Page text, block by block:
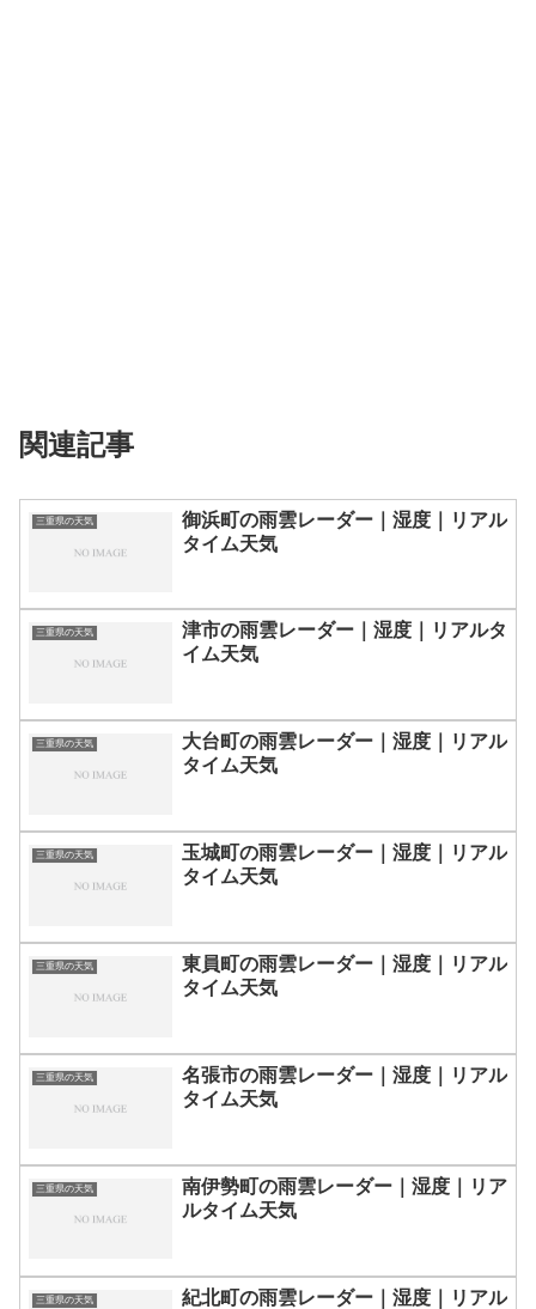
関連記事
三重県の天気
御浜町の雨雲レーダー｜湿度｜リアル
タイム天気
三重県の天気
津市の雨雲レーダー｜湿度｜リアルタ
イム天気
三重県の天気
大台町の雨雲レーダー｜湿度｜リアル
タイム天気
三重県の天気
玉城町の雨雲レーダー｜湿度｜リアル
タイム天気
三重県の天気
東員町の雨雲レーダー｜湿度｜リアル
タイム天気
三重県の天気
名張市の雨雲レーダー｜湿度｜リアル
タイム天気
三重県の天気
南伊勢町の雨雲レーダー｜湿度｜リア
ルタイム天気
三重県の天気
紀北町の雨雲レーダー｜湿度｜リアル